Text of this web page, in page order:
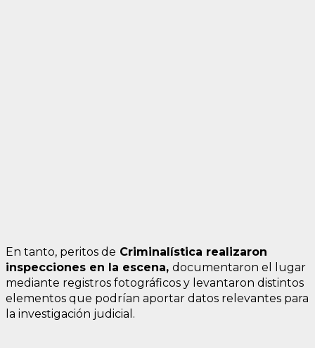
En tanto, peritos de Criminalística realizaron
inspecciones en la escena, documentaron el lugar
mediante registros fotográficos y levantaron distintos
elementos que podrían aportar datos relevantes para
la investigación judicial.